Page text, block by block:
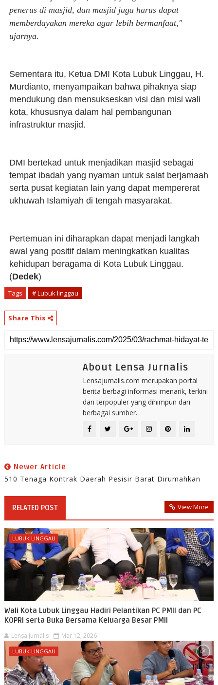
penerus di masjid, dan masjid juga harus dapat
memberdayakan mereka agar lebih bermanfaat,"
ujarnya.
Sementara itu, Ketua DMI Kota Lubuk Linggau, H.
Murdianto, menyampaikan bahwa pihaknya siap
mendukung dan mensukseskan visi dan misi wali
kota, khususnya dalam hal pembangunan
infrastruktur masjid.
DMI bertekad untuk menjadikan masjid sebagai
tempat ibadah yang nyaman untuk salat berjamaah
serta pusat kegiatan lain yang dapat mempererat
ukhuwah Islamiyah di tengah masyarakat.
Pertemuan ini diharapkan dapat menjadi langkah
awal yang positif dalam meningkatkan kualitas
kehidupan beragama di Kota Lubuk Linggau.
(Dedek)
Tags # Lubuk linggau
Share This
About Lensa Jurnalis
Lensajurnalis.com merupakan portal
berita berbagi informasi menarik, terkini
dan terpopuler yang dihimpun dari
berbagai sumber.
Newer Article
510 Tenaga Kontrak Daerah Pesisir Barat Dirumahkan
RELATED POST View More
LUBUK LINGGAU
Wali Kota Lubuk Linggau Hadiri Pelantikan PC PMII dan PC
KOPRI serta Buka Bersama Keluarga Besar PMII
Lensa Jurnalis Mar 12, 2026
LUBUK LINGGAU